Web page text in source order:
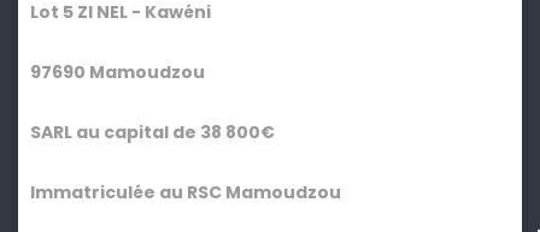
Lot 5 ZI NEL - Kawéni
97690 Mamoudzou
SARL au capital de 38 800€
Immatriculée au RSC Mamoudzou